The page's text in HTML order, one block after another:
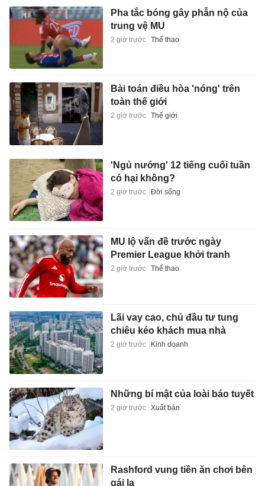
Pha tắc bóng gây phẫn nộ của
trung vệ MU
2 giờ trước Thể thao
Bài toán điều hòa 'nóng' trên
toàn thế giới
2 giờ trước Thế giới
'Ngủ nướng' 12 tiếng cuối tuần
có hại không?
2 giờ trước Đời sống
MU lộ vấn đề trước ngày
Premier League khởi tranh
2 giờ trước Thể thao
Lãi vay cao, chủ đầu tư tung
chiêu kéo khách mua nhà
2 giờ trước Kinh doanh
Những bí mật của loài báo tuyết
2 giờ trước Xuất bản
Rashford vung tiền ăn chơi bên
gái lạ